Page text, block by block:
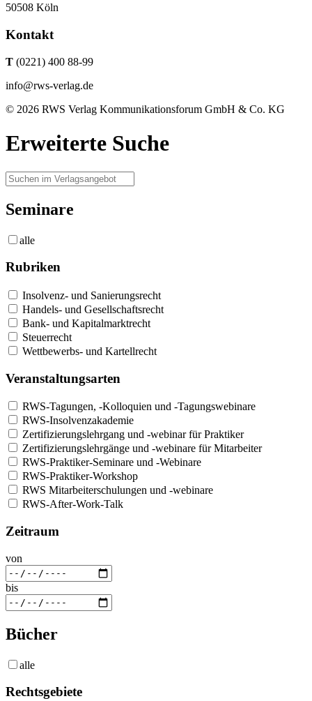
50508 Köln
Kontakt
T (0221) 400 88-99
info@rws-verlag.de
© 2026 RWS Verlag Kommunikationsforum GmbH & Co. KG
Erweiterte Suche
Seminare
alle
Rubriken
Insolvenz- und Sanierungsrecht
Handels- und Gesellschaftsrecht
Bank- und Kapitalmarktrecht
Steuerrecht
Wettbewerbs- und Kartellrecht
Veranstaltungsarten
RWS-Tagungen, -Kolloquien und -Tagungswebinare
RWS-Insolvenzakademie
Zertifizierungslehrgang und -webinar für Praktiker
Zertifizierungslehrgänge und -webinare für Mitarbeiter
RWS-Praktiker-Seminare und -Webinare
RWS-Praktiker-Workshop
RWS Mitarbeiterschulungen und -webinare
RWS-After-Work-Talk
Zeitraum
von
bis
Bücher
alle
Rechtsgebiete